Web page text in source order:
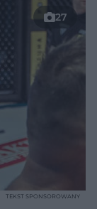
27
TEKST SPONSOROWANY